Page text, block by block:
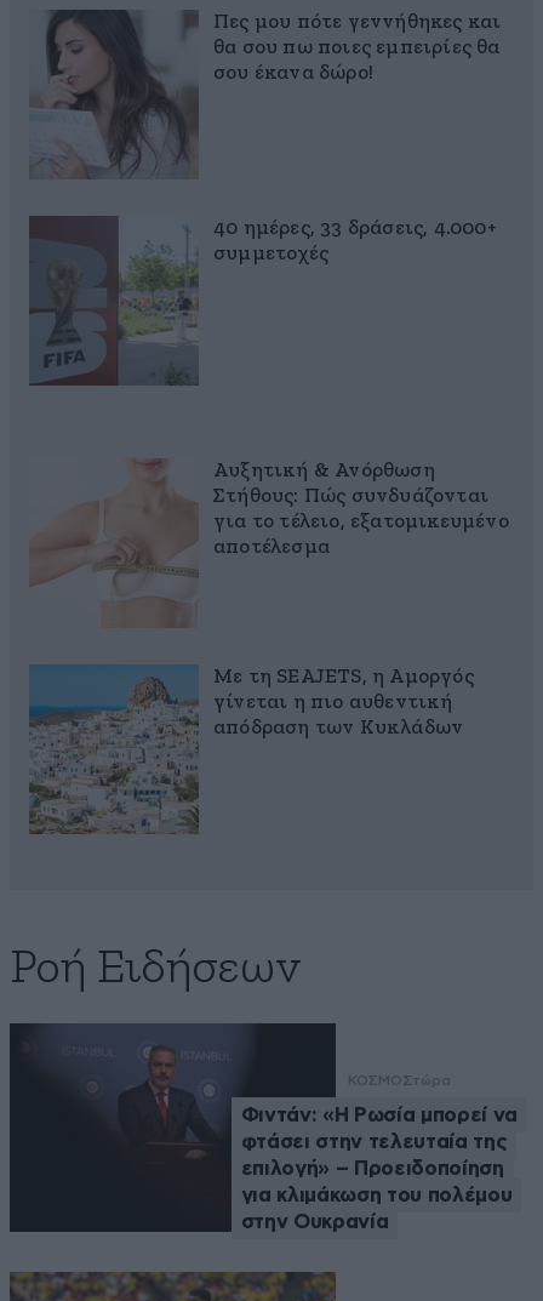
Πες μου πότε γεννήθηκες και
θα σου πω ποιες εμπειρίες θα
σου έκανα δώρο!
40 ημέρες, 33 δράσεις, 4.000+
συμμετοχές
Αυξητική & Ανόρθωση
Στήθους: Πώς συνδυάζονται
για το τέλειο, εξατομικευμένο
αποτέλεσμα
Με τη SEAJETS, η Αμοργός
γίνεται η πιο αυθεντική
απόδραση των Κυκλάδων
Ροή Ειδήσεων
ΚΟΣΜΟΣτώρα
Φιντάν: «Η Ρωσία μπορεί να
φτάσει στην τελευταία της
επιλογή» – Προειδοποίηση
για κλιμάκωση του πολέμου
στην Ουκρανία